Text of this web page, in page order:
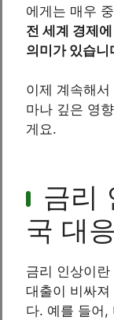
에게는 매우
전 세계 경제
의미가 있습니
이제 계속해
마나 깊은 영
게요.
금리
국 대응
금리 인상이
대출이 비싸져
다. 예를 들어,